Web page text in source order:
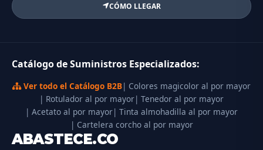
CÓMO LLEGAR
Catálogo de Suministros Especializados:
Ver todo el Catálogo B2B| Colores magicolor al por mayor
| Rotulador al por mayor| Tenedor al por mayor
| Acetato al por mayor| Tinta almohadilla al por mayor
| Cartelera corcho al por mayor
ABASTECE.CO